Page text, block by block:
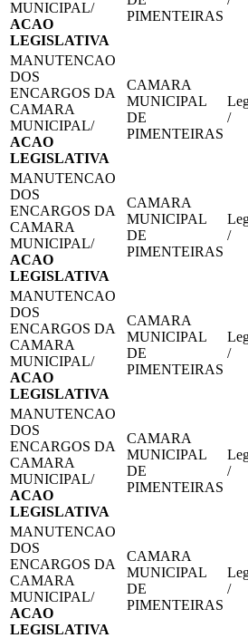
MUNICIPAL/
ACAO
LEGISLATIVA
PIMENTEIRAS
MANUTENCAO
DOS
ENCARGOS DA
CAMARA
MUNICIPAL/
ACAO
LEGISLATIVA
CAMARA
MUNICIPAL
DE
PIMENTEIRAS
/
MANUTENCAO
DOS
ENCARGOS DA
CAMARA
MUNICIPAL/
ACAO
LEGISLATIVA
CAMARA
MUNICIPAL
DE
PIMENTEIRAS
/
MANUTENCAO
DOS
ENCARGOS DA
CAMARA
MUNICIPAL/
ACAO
LEGISLATIVA
CAMARA
MUNICIPAL
DE
PIMENTEIRAS
/
MANUTENCAO
DOS
ENCARGOS DA
CAMARA
MUNICIPAL/
ACAO
LEGISLATIVA
CAMARA
MUNICIPAL
DE
PIMENTEIRAS
/
MANUTENCAO
DOS
ENCARGOS DA
CAMARA
MUNICIPAL/
ACAO
LEGISLATIVA
CAMARA
MUNICIPAL
DE
PIMENTEIRAS
/